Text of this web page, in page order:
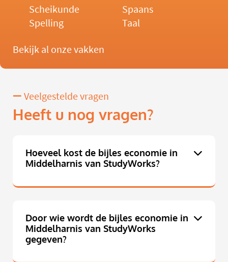
Scheikunde
Spaans
Spelling
Taal
Bekijk al onze vakken
Veelgestelde vragen
Heeft u nog vragen?
Hoeveel kost de bijles economie in
Middelharnis van StudyWorks?
Door wie wordt de bijles economie in
Middelharnis van StudyWorks
gegeven?